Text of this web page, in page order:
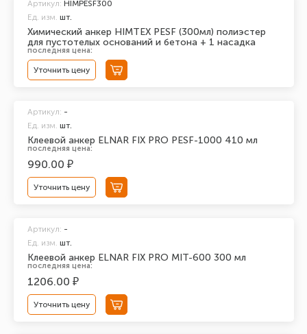
Химический анкер HIMTEX PESF (300мл) полиэстер
для пустотелых оснований и бетона + 1 насадка
Артикул: HIMPESF300
Ед. изм. шт.
последняя цена:
Уточнить цену
Клеевой анкер ELNAR FIX PRO PESF-1000 410 мл
Артикул: -
Ед. изм. шт.
последняя цена:
990.00 ₽
Уточнить цену
Клеевой анкер ELNAR FIX PRO MIT-600 300 мл
Артикул: -
Ед. изм. шт.
последняя цена:
1206.00 ₽
Уточнить цену